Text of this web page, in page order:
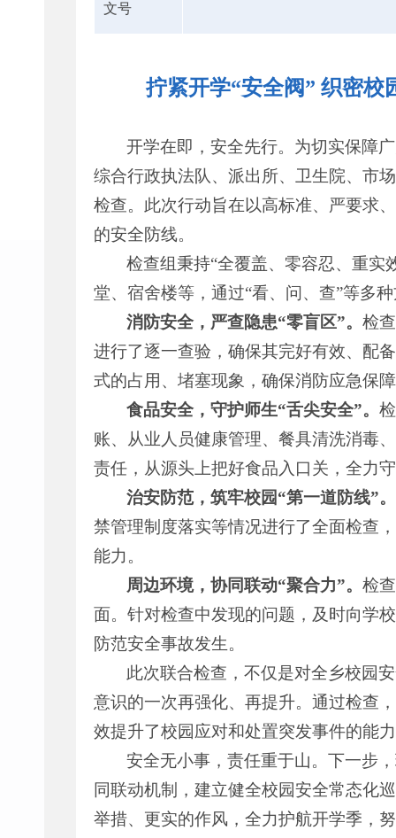
文号
拧紧开学“安全阀” 织密
开学在即，安全先行。为切实保障
综合行政执法队、派出所、卫生院、市
检查。此次行动旨在以高标准、严要求
的安全防线。
检查组秉持“全覆盖、零容忍、重实
堂、宿舍楼等，通过“看、问、查”等多
消防安全，严查隐患“零盲区”。检
进行了逐一查验，确保其完好有效、配
式的占用、堵塞现象，确保消防应急保
食品安全，守护师生“舌尖安全”。
账、从业人员健康管理、餐具清洗消毒
责任，从源头上把好食品入口关，全力
治安防范，筑牢校园“第一道防线”。
禁管理制度落实等情况进行了全面检查
能力。
周边环境，协同联动“聚合力”。检
面。针对检查中发现的问题，及时向学
防范安全事故发生。
此次联合检查，不仅是对全乡校园
意识的一次再强化、再提升。通过检查
效提升了校园应对和处置突发事件的能
安全无小事，责任重于山。下一步
同联动机制，建立健全校园安全常态化
举措、更实的作风，全力护航开学季，